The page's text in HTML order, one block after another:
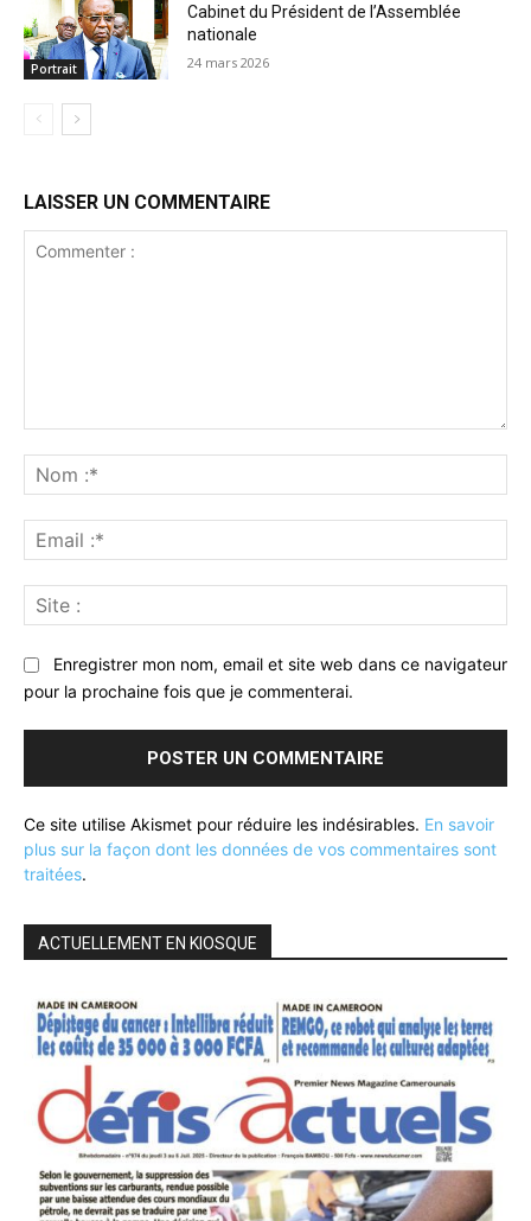
Portrait
Cabinet du Président de l’Assemblée
nationale
24 mars 2026
LAISSER UN COMMENTAIRE
:*
:*
:
Enregistrer mon nom, email et site web dans ce navigateur
pour la prochaine fois que je commenterai.
Ce site utilise Akismet pour réduire les indésirables. En savoir
plus sur la façon dont les données de vos commentaires sont
traitées.
ACTUELLEMENT EN KIOSQUE